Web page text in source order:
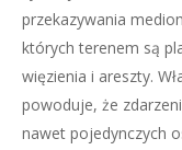
przekazywania
których terenem są
więzienia i areszty.
powoduje, że
nawet pojedynczych